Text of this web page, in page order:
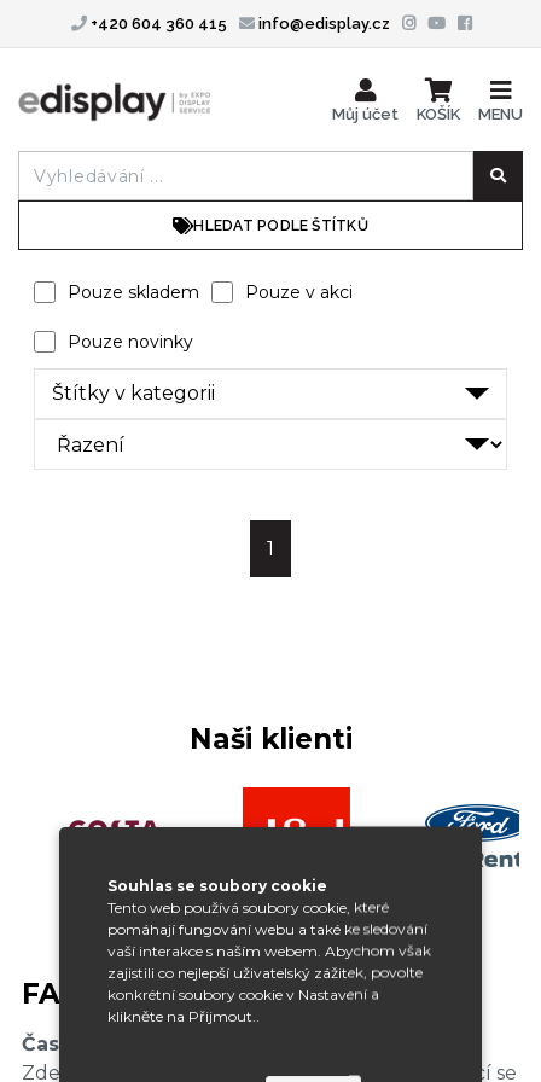
Souhlas se soubory cookie
Tento web používá soubory cookie, které
pomáhají fungování webu a také ke sledování
vaší interakce s naším webem. Abychom však
zajistili co nejlepší uživatelský zážitek, povolte
konkrétní soubory cookie v Nastavení a
klikněte na Přijmout..
+420 604 360 415 info@edisplay.cz
HLEDAT PODLE ŠTÍTKŮ
Můj účet KOŠÍK MENU
Pouze skladem Pouze v akci
Pouze novinky
Štítky v kategorii
1
Naši klienti
FAQ
Často kladené otázky
Zde Vám odpovíme na nejčastější dotazy týkající se